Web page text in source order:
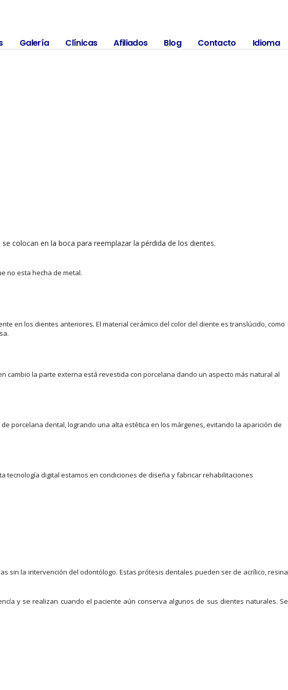
Galería Clínicas Afiliados Blog Contacto Idioma
colocan en la boca para reemplazar la pérdida de los dientes.
no esta hecha de metal.
en los dientes anteriores. El material cerámico del color del diente es translúcido, como
cambio la parte externa está revestida con porcelana dando un aspecto más natural al
porcelana dental, logrando una alta estética en los márgenes, evitando la aparición de
tecnología digital estamos en condiciones de diseña y fabricar rehabilitaciones
sin la intervención del odontólogo. Estas prótesis dentales pueden ser de acrílico, resina
y se realizan cuando el paciente aún conserva algunos de sus dientes naturales. Se